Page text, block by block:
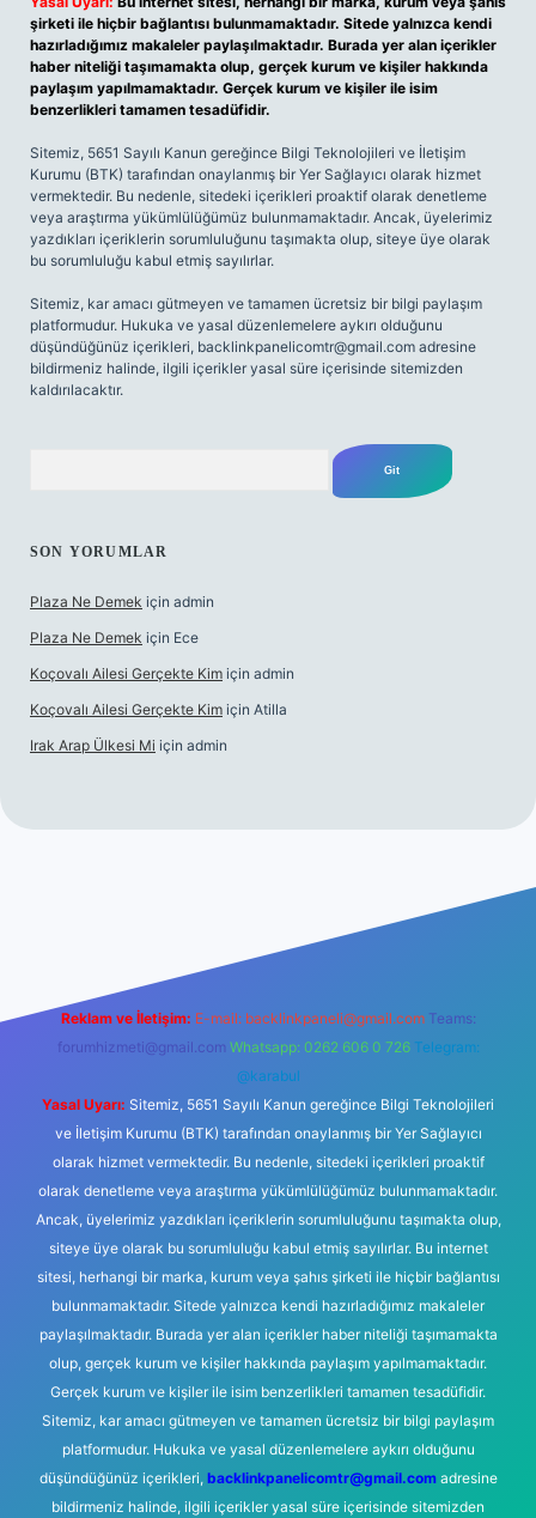
şirketi ile hiçbir bağlantısı bulunmamaktadır. Sitede yalnızca kendi
hazırladığımız makaleler paylaşılmaktadır. Burada yer alan içerikler
haber niteliği taşımamakta olup, gerçek kurum ve kişiler hakkında
paylaşım yapılmamaktadır. Gerçek kurum ve kişiler ile isim
benzerlikleri tamamen tesadüfidir.
Sitemiz, 5651 Sayılı Kanun gereğince Bilgi Teknolojileri ve İletişim
Kurumu (BTK) tarafından onaylanmış bir Yer Sağlayıcı olarak hizmet
vermektedir. Bu nedenle, sitedeki içerikleri proaktif olarak denetleme
veya araştırma yükümlülüğümüz bulunmamaktadır. Ancak, üyelerimiz
yazdıkları içeriklerin sorumluluğunu taşımakta olup, siteye üye olarak
bu sorumluluğu kabul etmiş sayılırlar.
Sitemiz, kar amacı gütmeyen ve tamamen ücretsiz bir bilgi paylaşım
platformudur. Hukuka ve yasal düzenlemelere aykırı olduğunu
düşündüğünüz içerikleri, backlinkpanelicomtr@gmail.com adresine
bildirmeniz halinde, ilgili içerikler yasal süre içerisinde sitemizden
kaldırılacaktır.
SON YORUMLAR
Plaza Ne Demek için admin
Plaza Ne Demek için Ece
Koçovalı Ailesi Gerçekte Kim için admin
Koçovalı Ailesi Gerçekte Kim için Atilla
Irak Arap Ülkesi Mi için admin
Reklam ve İletişim: E-mail: backlinkpaneli@gmail.com Teams:
forumhizmeti@gmail.com Whatsapp: 0262 606 0 726 Telegram:
@karabul
Yasal Uyarı: Sitemiz, 5651 Sayılı Kanun gereğince Bilgi Teknolojileri
ve İletişim Kurumu (BTK) tarafından onaylanmış bir Yer Sağlayıcı
olarak hizmet vermektedir. Bu nedenle, sitedeki içerikleri proaktif
olarak denetleme veya araştırma yükümlülüğümüz bulunmamaktadır.
Ancak, üyelerimiz yazdıkları içeriklerin sorumluluğunu taşımakta olup,
siteye üye olarak bu sorumluluğu kabul etmiş sayılırlar. Bu internet
sitesi, herhangi bir marka, kurum veya şahıs şirketi ile hiçbir bağlantısı
bulunmamaktadır. Sitede yalnızca kendi hazırladığımız makaleler
paylaşılmaktadır. Burada yer alan içerikler haber niteliği taşımamakta
olup, gerçek kurum ve kişiler hakkında paylaşım yapılmamaktadır.
Gerçek kurum ve kişiler ile isim benzerlikleri tamamen tesadüfidir.
Sitemiz, kar amacı gütmeyen ve tamamen ücretsiz bir bilgi paylaşım
platformudur. Hukuka ve yasal düzenlemelere aykırı olduğunu
düşündüğünüz içerikleri, backlinkpanelicomtr@gmail.comadresine
bildirmeniz halinde, ilgili içerikler yasal süre içerisinde sitemizden